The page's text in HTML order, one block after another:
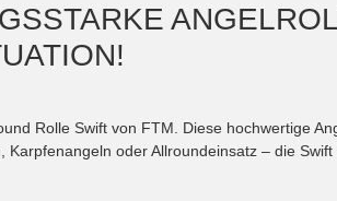
Rolle Swift von FTM. Diese hochwertige
oder Allroundeinsatz – die